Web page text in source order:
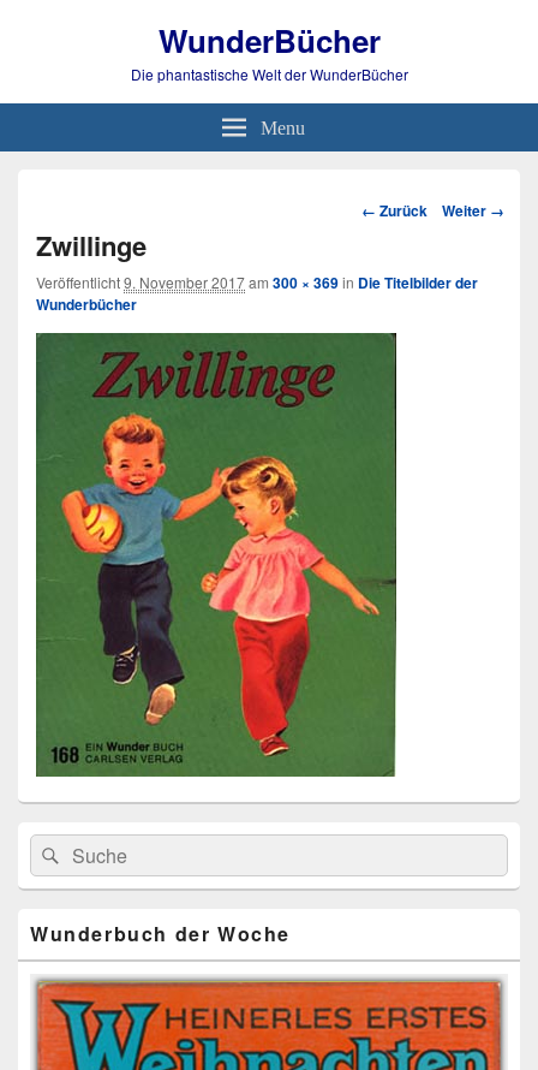
WunderBücher
Die phantastische Welt der WunderBücher
Menu
Bild-
← Zurück Weiter →
Zwillinge
Veröffentlicht9. November 2017am 300 × 369in Die Titelbilder der
Wunderbücher
Primärer
Seitenleisten
Widget-
Bereich
Search
for:
Suche
Wunderbuch der Woche